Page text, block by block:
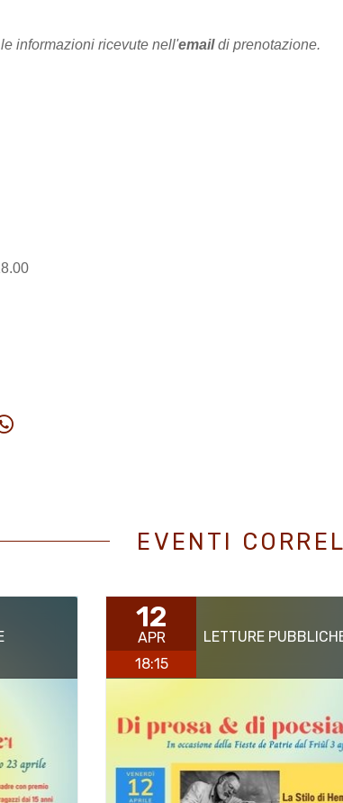
informazioni ricevute nell'emaildi prenotazione.
EVENTI
12
APR
18:15
LETTURE